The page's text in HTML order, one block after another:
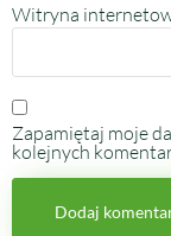
Witryna
Zapamiętaj moje
kolejnych